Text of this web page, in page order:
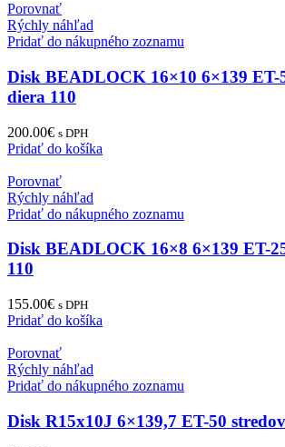
Porovnať
Rýchly náhľad
Pridať do nákupného zoznamu
Disk BEADLOCK 16×10 6×139 ET-
diera 110
200.00€ s DPH
Pridať do košíka
Porovnať
Rýchly náhľad
Pridať do nákupného zoznamu
Disk BEADLOCK 16×8 6×139 ET-
110
155.00€ s DPH
Pridať do košíka
Porovnať
Rýchly náhľad
Pridať do nákupného zoznamu
Disk R15x10J 6×139,7 ET-50